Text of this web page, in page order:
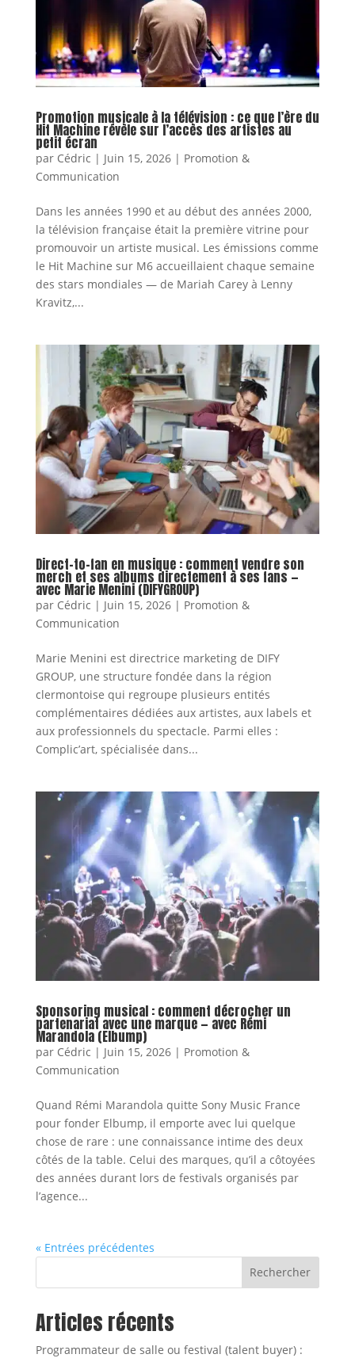
Promotion musicale à la télévision : ce que l’ère du
Hit Machine révèle sur l’accès des artistes au
petit écran
par Cédric | Juin 15, 2026| Promotion &
Communication
Dans les années 1990 et au début des années 2000,
la télévision française était la première vitrine pour
promouvoir un artiste musical. Les émissions comme
le Hit Machine sur M6 accueillaient chaque semaine
des stars mondiales — de Mariah Carey à Lenny
Kravitz,...
Direct-to-fan en musique : comment vendre son
merch et ses albums directement à ses fans —
avec Marie Menini (DIFYGROUP)
par Cédric | Juin 15, 2026| Promotion &
Communication
Marie Menini est directrice marketing de DIFY
GROUP, une structure fondée dans la région
clermontoise qui regroupe plusieurs entités
complémentaires dédiées aux artistes, aux labels et
aux professionnels du spectacle. Parmi elles :
Complic’art, spécialisée dans...
Sponsoring musical : comment décrocher un
partenariat avec une marque — avec Rémi
Marandola (Elbump)
par Cédric | Juin 15, 2026| Promotion &
Communication
Quand Rémi Marandola quitte Sony Music France
pour fonder Elbump, il emporte avec lui quelque
chose de rare : une connaissance intime des deux
côtés de la table. Celui des marques, qu’il a côtoyées
des années durant lors de festivals organisés par
l’agence...
« Entrées précédentes
Rechercher
Articles récents
Programmateur de salle ou festival (talent buyer) :